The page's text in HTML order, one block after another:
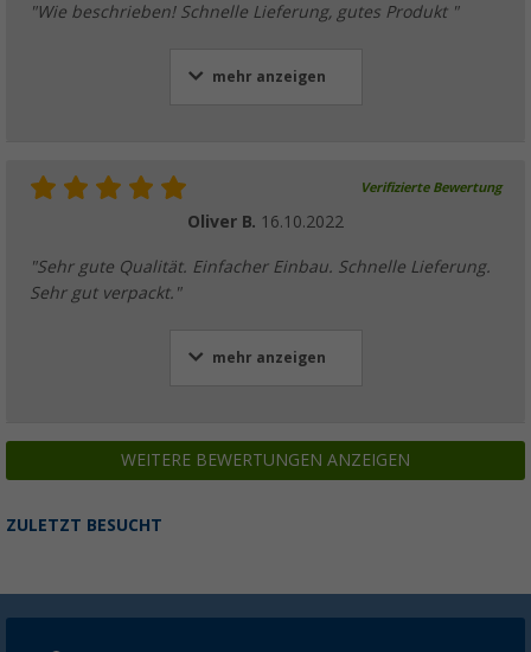
"Wie beschrieben! Schnelle Lieferung, gutes Produkt "
mehr anzeigen
Verifizierte Bewertung
Oliver B. 16.10.2022
"Sehr gute Qualität. Einfacher Einbau. Schnelle Lieferung.
Sehr gut verpackt."
mehr anzeigen
WEITERE BEWERTUNGEN ANZEIGEN
ZULETZT BESUCHT